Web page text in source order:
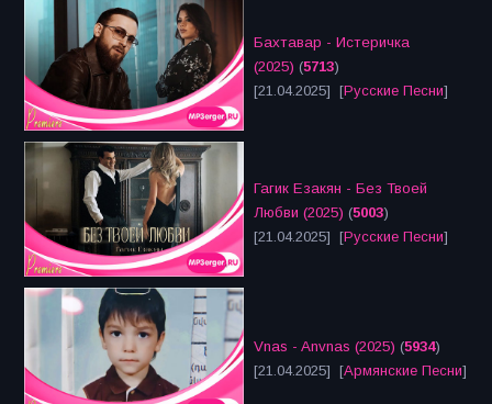
Бахтавар - Истеричка
(2025) (5713)
[21.04.2025] [Русские Песни]
Гагик Езакян - Без Твоей
Любви (2025) (5003)
[21.04.2025] [Русские Песни]
Vnas - Anvnas (2025) (5934)
[21.04.2025] [Армянские Песни]